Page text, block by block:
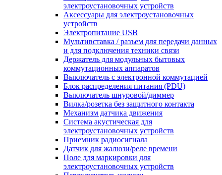
электроустановочных устройств
Аксессуары для электроустановочных
устройств
Электропитание USB
Мультивставка / разъем для передачи данных
и для подключения техники связи
Держатель для модульных бытовых
коммутационных аппаратов
Выключатель с электронной коммутацией
Блок распределения питания (PDU)
Выключатель шнуровой/диммер
Вилка/розетка без защитного контакта
Механизм датчика движения
Система акустическая для
электроустановочных устройств
Приемник радиосигнала
Датчик для жалюзи/реле времени
Поле для маркировки для
электроустановочных устройств